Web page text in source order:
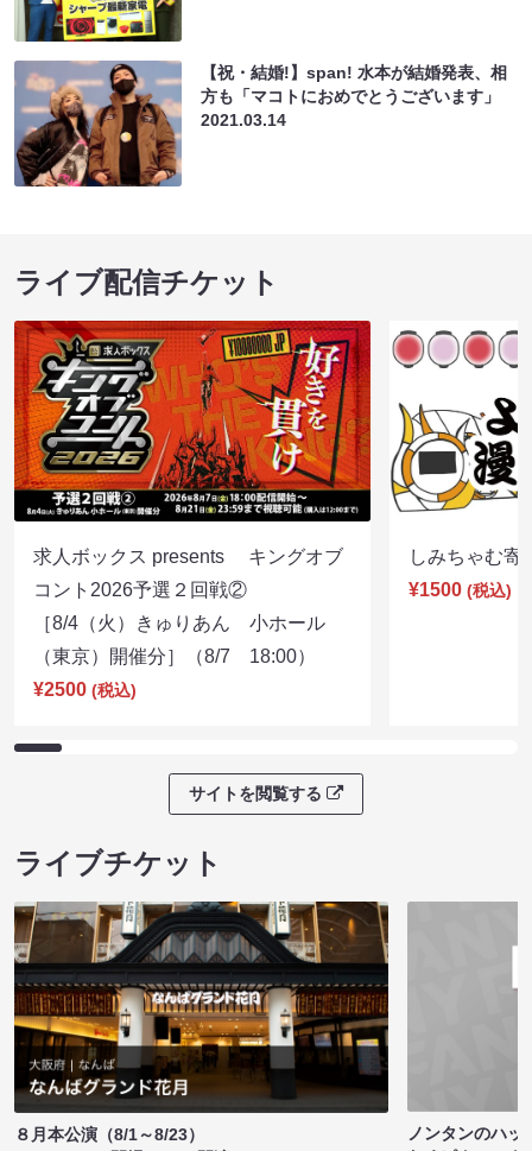
【祝・結婚!】span! 水本が結婚発表、相
方も「マコトにおめでとうございます」
2021.03.14
ライブ配信チケット
求人ボックス presents キングオブ
コント2026予選２回戦②
［8/4（火）きゅりあん 小ホール
（東京）開催分］（8/7 18:00）
¥2500 (税込)
しみちゃむ
¥1500 (税込)
サイトを閲覧する
ライブチケット
８月本公演（8/1～8/23）
ノンタンのハッ